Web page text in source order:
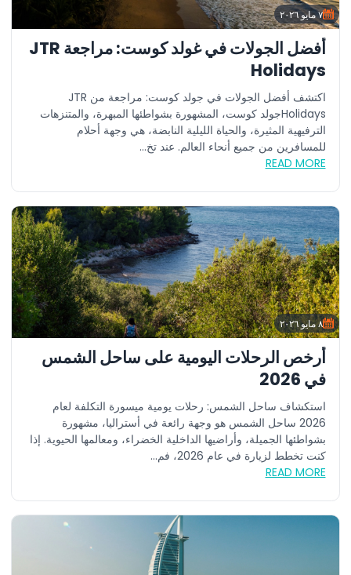
٧ مايو ٢٠٢٦
أفضل الجولات في غولد كوست: مراجعة JTR
Holidays
اكتشف أفضل الجولات في جولد كوست: مراجعة من JTR
Holidaysجولد كوست، المشهورة بشواطئها المبهرة، والمتنزهات
الترفيهية المثيرة، والحياة الليلية النابضة، هي وجهة أحلام
للمسافرين من جميع أنحاء العالم. عند تخ...
READ MORE
٨ مايو ٢٠٢٦
أرخص الرحلات اليومية على ساحل الشمس
في 2026
استكشاف ساحل الشمس: رحلات يومية ميسورة التكلفة لعام
2026 ساحل الشمس هو وجهة رائعة في أستراليا، مشهورة
بشواطئها الجميلة، وأراضيها الداخلية الخضراء، ومعالمها الحيوية. إذا
كنت تخطط لزيارة في عام 2026، فم...
READ MORE